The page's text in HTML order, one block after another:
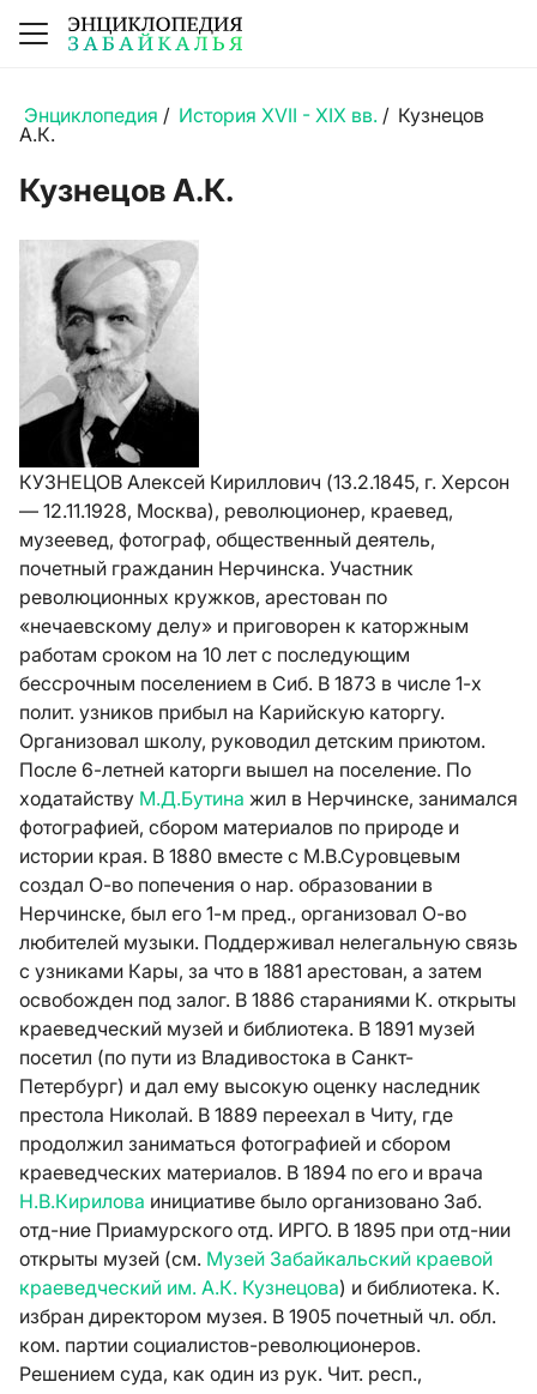
Энциклопедия / История XVII - XIX вв. / Кузнецов
А.К.
Кузнецов А.К.
КУЗНЕЦОВ Алексей Кириллович (13.2.1845, г. Херсон
— 12.11.1928, Москва), революционер, краевед,
музеевед, фотограф, общественный деятель,
почетный гражданин Нерчинска. Участник
революционных кружков, арестован по
«нечаевскому делу» и приговорен к каторжным
работам сроком на 10 лет с последующим
бессрочным поселением в Сиб. В 1873 в числе 1-х
полит. узников прибыл на Карийскую каторгу.
Организовал школу, руководил детским приютом.
После 6-летней каторги вышел на поселение. По
ходатайству М.Д.Бутина жил в Нерчинске, занимался
фотографией, сбором материалов по природе и
истории края. В 1880 вместе с М.В.Суровцевым
создал О-во попечения о нар. образовании в
Нерчинске, был его 1-м пред., организовал О-во
любителей музыки. Поддерживал нелегальную связь
с узниками Кары, за что в 1881 арестован, а затем
освобожден под залог. В 1886 стараниями К. открыты
краеведческий музей и библиотека. В 1891 музей
посетил (по пути из Владивостока в Санкт-
Петербург) и дал ему высокую оценку наследник
престола Николай. В 1889 переехал в Читу, где
продолжил заниматься фотографией и сбором
краеведческих материалов. В 1894 по его и врача
Н.В.Кирилова инициативе было организовано Заб.
отд-ние Приамурского отд. ИРГО. В 1895 при отд-нии
открыты музей (см. Музей Забайкальский краевой
краеведческий им. А.К. Кузнецова) и библиотека. К.
избран директором музея. В 1905 почетный чл. обл.
ком. партии социалистов-революционеров.
Решением суда, как один из рук. Чит. респ.,